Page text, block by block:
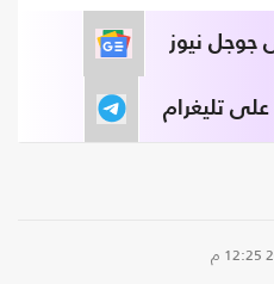
جوجل نيوز
تليغرام
12:25 م